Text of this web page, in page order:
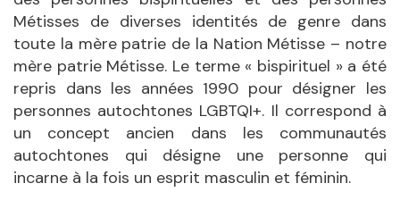
Métisses de diverses identités de genre dans
toute la mère patrie de la Nation Métisse – notre
mère patrie Métisse. Le terme « bispirituel » a été
repris dans les années 1990 pour désigner les
personnes autochtones LGBTQI+. Il correspond à
un concept ancien dans les communautés
autochtones qui désigne une personne qui
incarne à la fois un esprit masculin et féminin.